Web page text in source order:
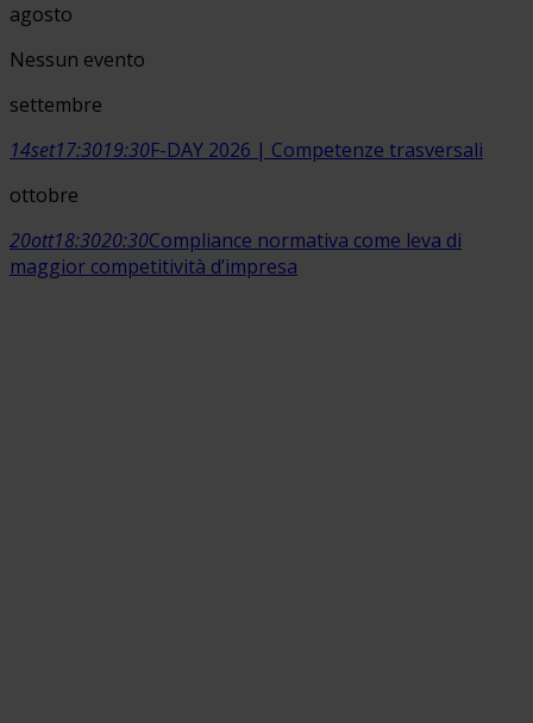
agosto
Nessun evento
settembre
14set17:3019:30F-DAY 2026 | Competenze trasversali
ottobre
20ott18:3020:30Compliance normativa come leva di
maggior competitività d’impresa